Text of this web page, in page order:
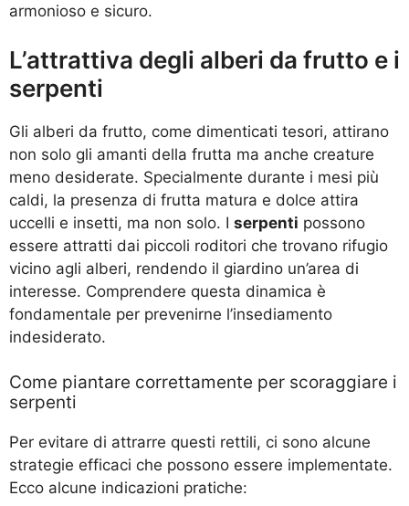
armonioso e sicuro.
L’attrattiva degli alberi da frutto e i
serpenti
Gli alberi da frutto, come dimenticati tesori, attirano
non solo gli amanti della frutta ma anche creature
meno desiderate. Specialmente durante i mesi più
caldi, la presenza di frutta matura e dolce attira
uccelli e insetti, ma non solo. I serpenti possono
essere attratti dai piccoli roditori che trovano rifugio
vicino agli alberi, rendendo il giardino un’area di
interesse. Comprendere questa dinamica è
fondamentale per prevenirne l’insediamento
indesiderato.
Come piantare correttamente per scoraggiare i
serpenti
Per evitare di attrarre questi rettili, ci sono alcune
strategie efficaci che possono essere implementate.
Ecco alcune indicazioni pratiche: